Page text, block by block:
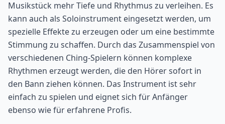
Musikstück mehr Tiefe und Rhythmus zu verleihen. Es
kann auch als Soloinstrument eingesetzt werden, um
spezielle Effekte zu erzeugen oder um eine bestimmte
Stimmung zu schaffen. Durch das Zusammenspiel von
verschiedenen Ching-Spielern können komplexe
Rhythmen erzeugt werden, die den Hörer sofort in
den Bann ziehen können. Das Instrument ist sehr
einfach zu spielen und eignet sich für Anfänger
ebenso wie für erfahrene Profis.